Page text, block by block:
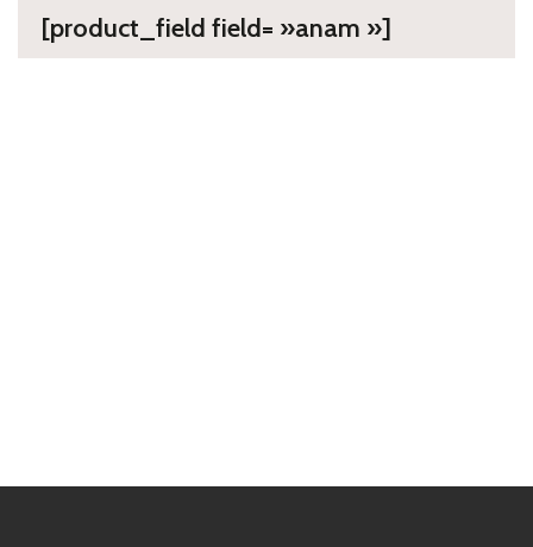
[product_field field= »anam »]